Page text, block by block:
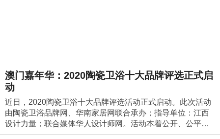
澳门嘉年华：2020陶瓷卫浴十大品牌评选正式启
动
近日，2020陶瓷卫浴十大品牌评选活动正式启动。此次活动
由陶瓷卫浴品牌网、华南家居网联合承办；指导单位：江西
设计力量；联合媒体华人设计师网。活动本着公开、公平、
自愿的原则进行，得到了行业资深人士及众多主流媒体的大